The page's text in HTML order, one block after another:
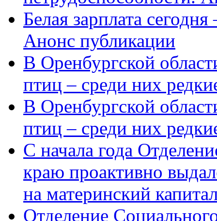
Белая зарплата
Анонс публикации
В Оренбургской
птиц – среди них
В Оренбургской
птиц – среди них
С начала года
краю проактивно
на материнский
Отделение